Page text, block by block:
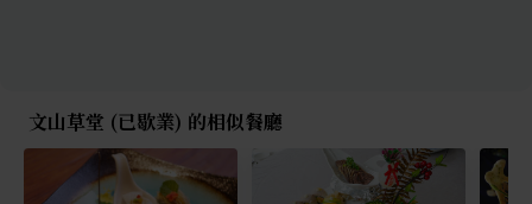
文山草堂 (已歇業) 的相似餐廳